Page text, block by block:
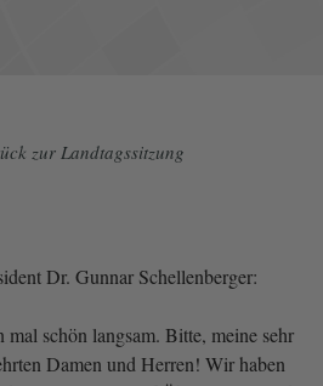
zur Landtagssitzung
Dr. Gunnar Schellenberger:
mal schön langsam. Bitte, meine sehr
Damen und Herren! Wir haben